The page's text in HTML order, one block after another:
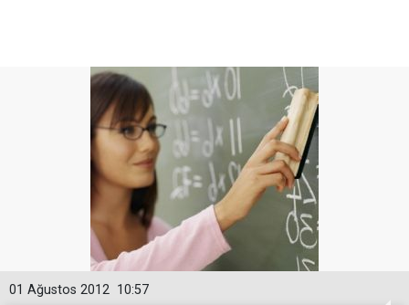
10:57
01 Ağustos 2012